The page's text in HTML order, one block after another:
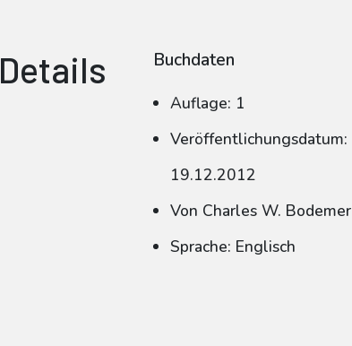
Details Buchdaten
Auflage: 1
Veröffentlichungsdatum:
19.12.2012
Von Charles W. Bodemer
Sprache: Englisch